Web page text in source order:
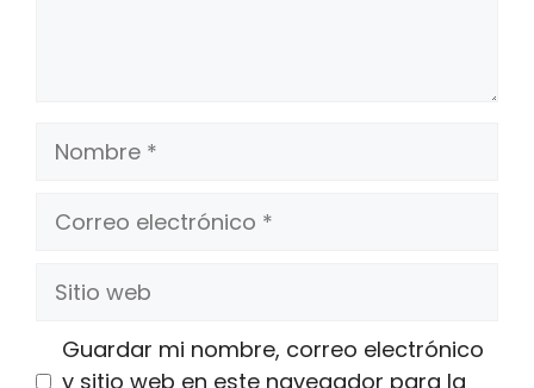
Nombre
Correo
electrónico
Sitio
web
Guardar mi nombre, correo electrónico
y sitio web en este navegador para la